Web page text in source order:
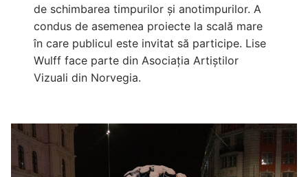
de schimbarea timpurilor și anotimpurilor. A
condus de asemenea proiecte la scală mare
în care publicul este invitat să participe. Lise
Wulff face parte din Asociația Artiștilor
Vizuali din Norvegia.